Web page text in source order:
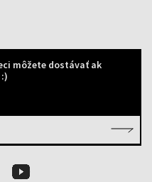
môžete dostávať ak